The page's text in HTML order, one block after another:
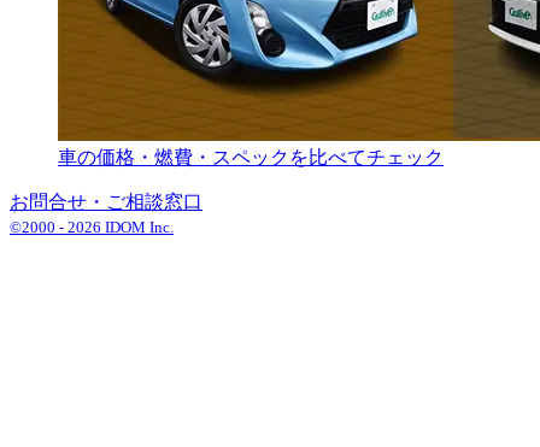
車の価格・燃費・スペックを比べてチェック
お問合せ・ご相談窓口
©2000 - 2026 IDOM Inc.